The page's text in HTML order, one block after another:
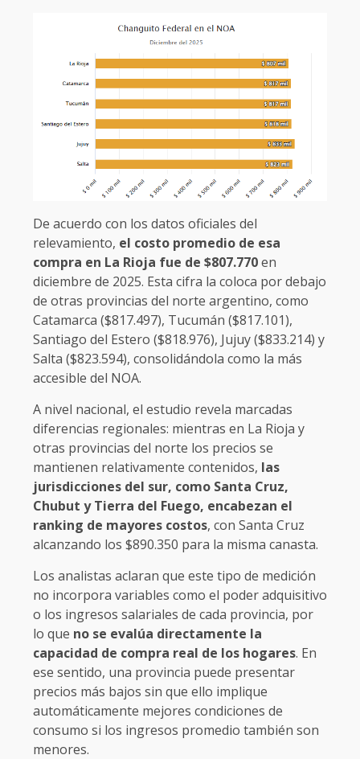
De acuerdo con los datos oficiales del
relevamiento, el costo promedio de esa
compra en La Rioja fue de $807.770en
diciembre de 2025. Esta cifra la coloca por debajo
de otras provincias del norte argentino, como
Catamarca ($817.497), Tucumán ($817.101),
Santiago del Estero ($818.976), Jujuy ($833.214) y
Salta ($823.594), consolidándola como la más
accesible del NOA.
A nivel nacional, el estudio revela marcadas
diferencias regionales: mientras en La Rioja y
otras provincias del norte los precios se
mantienen relativamente contenidos, las
jurisdicciones del sur, como Santa Cruz,
Chubut y Tierra del Fuego, encabezan el
ranking de mayores costos, con Santa Cruz
alcanzando los $890.350 para la misma canasta.
Los analistas aclaran que este tipo de medición
no incorpora variables como el poder adquisitivo
o los ingresos salariales de cada provincia, por
lo que no se evalúa directamente la
capacidad de compra real de los hogares. En
ese sentido, una provincia puede presentar
precios más bajos sin que ello implique
automáticamente mejores condiciones de
consumo si los ingresos promedio también son
menores.